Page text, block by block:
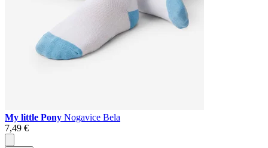
My little Pony Nogavice Bela
7,49 €